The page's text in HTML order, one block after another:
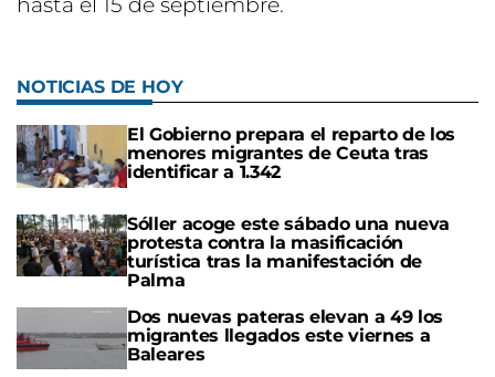
hasta el 15 de septiembre.
NOTICIAS DE HOY
El Gobierno prepara el reparto de los
menores migrantes de Ceuta tras
identificar a 1.342
Sóller acoge este sábado una nueva
protesta contra la masificación
turística tras la manifestación de
Palma
Dos nuevas pateras elevan a 49 los
migrantes llegados este viernes a
Baleares